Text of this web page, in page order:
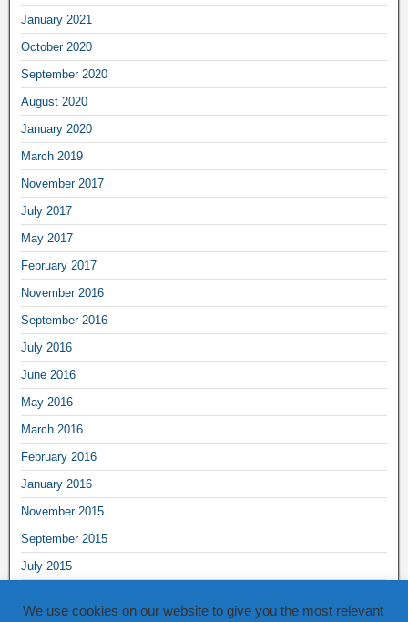
January 2021
October 2020
September 2020
August 2020
January 2020
March 2019
November 2017
July 2017
May 2017
February 2017
November 2016
September 2016
July 2016
June 2016
May 2016
March 2016
February 2016
January 2016
November 2015
September 2015
July 2015
We use cookies on our website to give you the most relevant